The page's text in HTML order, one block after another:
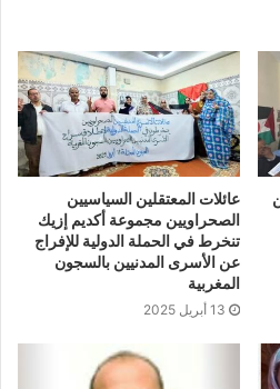
ضد الصحراويين.
– تستنكرما تعرض له أعضاء مكتبها التنفيذي ، مساء الثلاثاء 29
المحتلة ، أمام منزل أهل مصطفى ولد
تعقب وملاحقة من اجهزة الامن
حمادي محمد لمين الناصري
مينة باعلي التي تم تعنيفها
وكدمات ، وتم منع الجميع
لمنع المزيد من تدهور
الغربية ،وتحذر من نتائج حملة
المناهضين للاحتلال
عائلات المعتقلين السياسيين
الصحراويين مجموعة أكديم إزيك
تنخرط في الحملة الدولية للإفراج
عن الأسرى المدنيين بالسجون
المغربية
13 أبريل 2025